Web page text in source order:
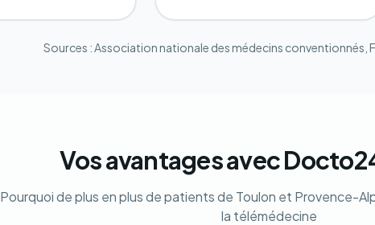
Sources : Association nationale des médecins conventionnés,
Vos avantages avec
Pourquoi de plus en plus de patients de Toulon et Provence-
la télémédecine